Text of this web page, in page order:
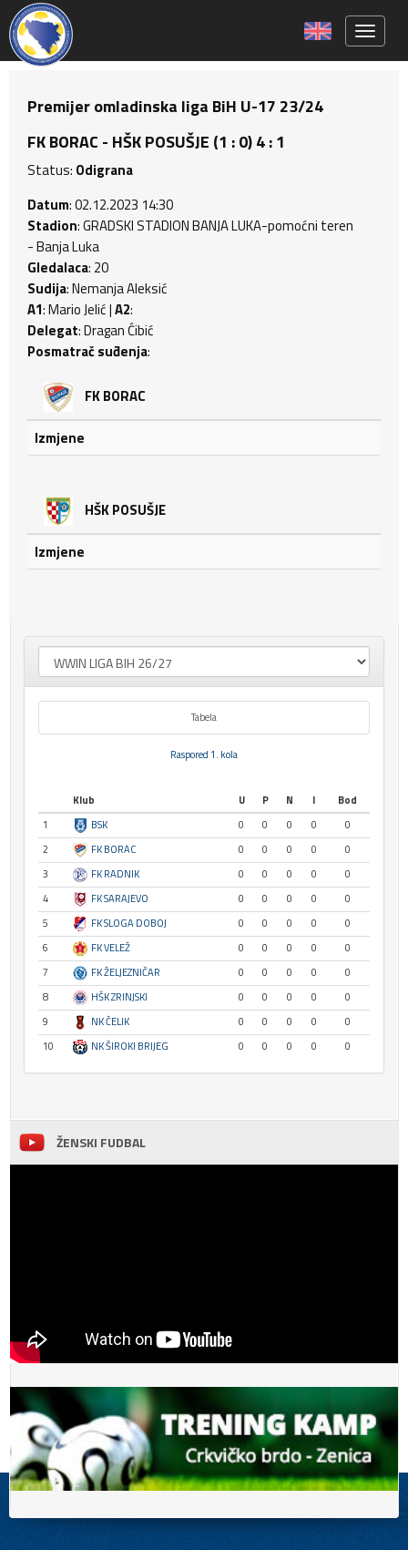
Premijer omladinska liga BiH U-17 23/24
FK BORAC - HŠK POSUŠJE (1 : 0) 4 : 1
Status: Odigrana
Datum: 02.12.2023 14:30
Stadion: GRADSKI STADION BANJA LUKA-pomoćni teren
- Banja Luka
Gledalaca: 20
Sudija: Nemanja Aleksić
A1: Mario Jelić |A2:
Delegat: Dragan Ćibić
Posmatrač suđenja:
FK BORAC
Izmjene
HŠK POSUŠJE
Izmjene
Tabela
Raspored 1. kola
Klub U P N I
Bod
1
BSK 0 0 0 0
0
2
FK BORAC 0 0 0 0
0
3
FK RADNIK 0 0 0 0
0
4
FK SARAJEVO 0 0 0 0
0
5
FK SLOGA DOBOJ 0 0 0 0
0
6
FK VELEŽ 0 0 0 0
0
7
FK ŽELJEZNIČAR 0 0 0 0
0
8
HŠK ZRINJSKI 0 0 0 0
0
9
NK ČELIK 0 0 0 0
0
10
NK ŠIROKI BRIJEG 0 0 0 0 0
ŽENSKI FUDBAL